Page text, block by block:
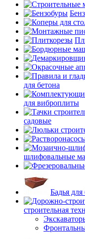
для бетона
для виброплиты
садовые
шлифовальные
Бадья для
строительная